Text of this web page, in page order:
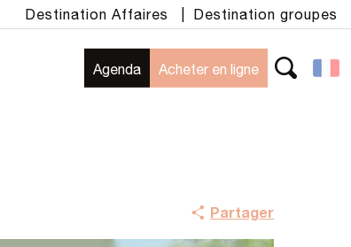
Agenda Acheter en ligne
Recherche
Destination Affaires Destination groupes
Partager